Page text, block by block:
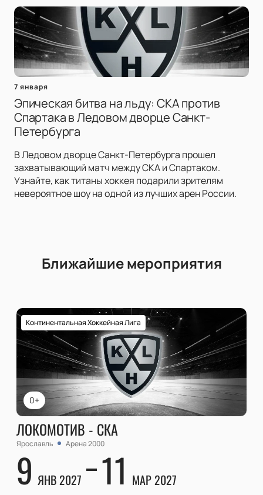
7 января
Эпическая битва на льду: СКА против
Спартака в Ледовом дворце Санкт-
Петербурга
В Ледовом дворце Санкт-Петербурга прошел
захватывающий матч между СКА и Спартаком.
Узнайте, как титаны хоккея подарили зрителям
невероятное шоу на одной из лучших арен России.
Ближайшие мероприятия
0+
Континентальная Хоккейная Лига
ЛОКОМОТИВ - СКА
Ярославль Арена 2000
9 ЯНВ 2027 11 МАР 2027